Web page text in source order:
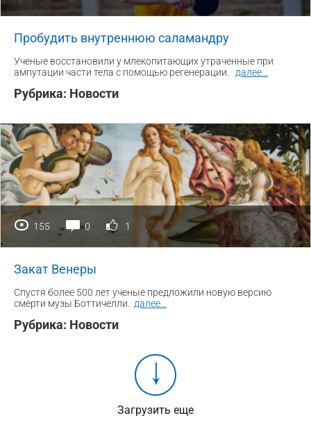
Пробудить внутреннюю саламандру
Ученые восстановили у млекопитающих утраченные при
ампутации части тела с помощью регенерации.
далее
Рубрика: Новости
155 0 1
Закат Венеры
Спустя более 500 лет ученые предложили новую версию
смерти музы Боттичелли.
далее
Рубрика: Новости
Загрузить еще